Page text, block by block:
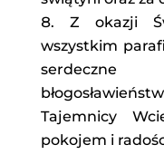
Z okazji
wszystkim
Tajemnicy
pokojem i